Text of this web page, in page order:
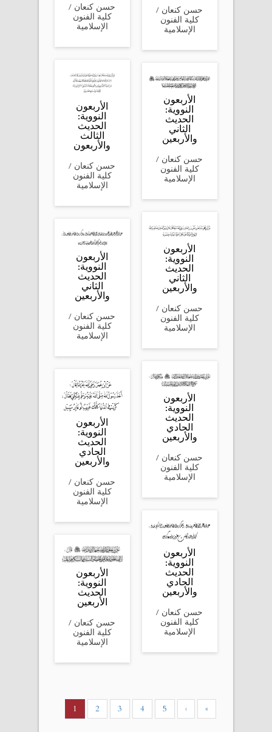
‎حسن كنعان /
كلية الفنون
الإسلامية
‎حسن كنعان /
كلية الفنون
الإسلامية
الأربعون
النووية:
الحديث
الثالث
والأربعون
‎حسن كنعان /
كلية الفنون
الإسلامية
الأربعون
النووية:
الحديث
الثاني
والأربعين
‎حسن كنعان /
كلية الفنون
الإسلامية
الأربعون
النووية:
الحديث
الثاني
والأربعين
‎حسن كنعان /
كلية الفنون
الإسلامية
الأربعون
النووية:
الحديث
الثاني
والأربعين
‎حسن كنعان /
كلية الفنون
الإسلامية
الأربعون
النووية:
الحديث
الحادي
والأربعين
‎حسن كنعان /
كلية الفنون
الإسلامية
الأربعون
النووية:
الحديث
الحادي
والأربعين
‎حسن كنعان /
كلية الفنون
الإسلامية
الأربعون
النووية:
الحديث
الحادي
والأربعين
‎حسن كنعان /
كلية الفنون
الإسلامية
الأربعون
النووية:
الحديث
الأربعين
‎حسن كنعان /
كلية الفنون
الإسلامية
1 2 3 4 5 › »